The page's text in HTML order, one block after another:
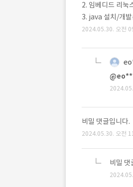
2. 임베디드 리눅
3. java 설치/개발
2024.05.30. 오전
비밀 댓글입니다.
2024.05.30. 오전
비밀 댓